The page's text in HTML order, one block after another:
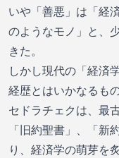
いや「善悪」は「経
のようなモノ」と、
きた。
しかし現代の「経済
経歴とはいかなるもの
セドラチェクは、最
「旧約聖書」、「新
り、経済学の萌芽を